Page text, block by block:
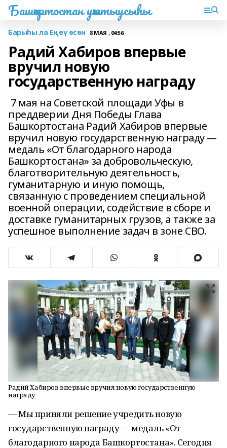
Башҡортостан уҡытыусыһы
Барыһы ла Еңеү өсөн 8 МАЯ , 04:56
Радий Хабиров впервые
вручил новую
государственную награду
7 мая на Советской площади Уфы в
преддверии Дня Победы Глава
Башкортостана Радий Хабиров впервые
вручил новую государственную награду —
медаль «От благодарного народа
Башкортостана» за добровольческую,
благотворительную деятельность,
гуманитарную и иную помощь,
связанную с проведением специальной
военной операции, содействие в сборе и
доставке гуманитарных грузов, а также за
успешное выполнение задач в зоне СВО.
Радий Хабиров впервые вручил новую государственную
награду
— Мы приняли решение учредить новую
государственную награду — медаль «От
благодарного народа Башкортостана». Сегодня